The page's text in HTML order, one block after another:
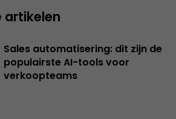
artikelen
Sales automatisering: dit zijn de
populairste AI-tools voor
verkoopteams